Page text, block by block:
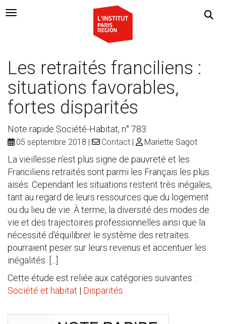
Navigation Toggle
Les retraités franciliens :
situations favorables,
fortes disparités
Note rapide Société-Habitat, n° 783
05 septembre 2018 Contact Mariette Sagot
La vieillesse n'est plus signe de pauvreté et les
Franciliens retraités sont parmi les Français les plus
aisés. Cependant les situations restent très inégales,
tant au regard de leurs ressources que du logement
ou du lieu de vie. À terme, la diversité des modes de
vie et des trajectoires professionnelles ainsi que la
nécessité d'équilibrer le système des retraites
pourraient peser sur leurs revenus et accentuer les
inégalités. [...]
Cette étude est reliée aux catégories suivantes :
Société et habitat | Disparités